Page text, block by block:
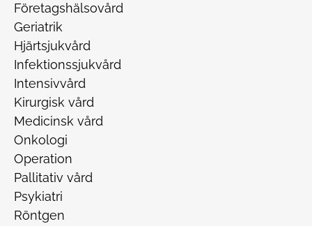
Företagshälsovård
Geriatrik
Hjärtsjukvård
Infektionssjukvård
Intensivvård
Kirurgisk vård
Medicinsk vård
Onkologi
Operation
Pallitativ vård
Psykiatri
Röntgen